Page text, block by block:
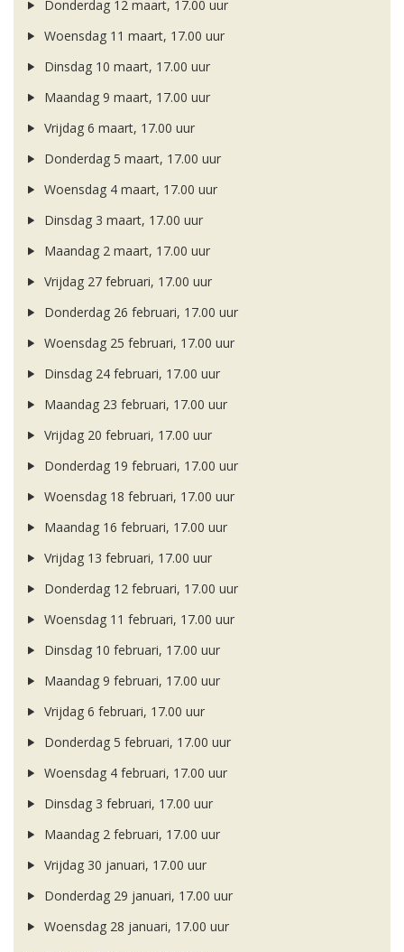
Donderdag 12 maart, 17.00 uur
Woensdag 11 maart, 17.00 uur
Dinsdag 10 maart, 17.00 uur
Maandag 9 maart, 17.00 uur
Vrijdag 6 maart, 17.00 uur
Donderdag 5 maart, 17.00 uur
Woensdag 4 maart, 17.00 uur
Dinsdag 3 maart, 17.00 uur
Maandag 2 maart, 17.00 uur
Vrijdag 27 februari, 17.00 uur
Donderdag 26 februari, 17.00 uur
Woensdag 25 februari, 17.00 uur
Dinsdag 24 februari, 17.00 uur
Maandag 23 februari, 17.00 uur
Vrijdag 20 februari, 17.00 uur
Donderdag 19 februari, 17.00 uur
Woensdag 18 februari, 17.00 uur
Maandag 16 februari, 17.00 uur
Vrijdag 13 februari, 17.00 uur
Donderdag 12 februari, 17.00 uur
Woensdag 11 februari, 17.00 uur
Dinsdag 10 februari, 17.00 uur
Maandag 9 februari, 17.00 uur
Vrijdag 6 februari, 17.00 uur
Donderdag 5 februari, 17.00 uur
Woensdag 4 februari, 17.00 uur
Dinsdag 3 februari, 17.00 uur
Maandag 2 februari, 17.00 uur
Vrijdag 30 januari, 17.00 uur
Donderdag 29 januari, 17.00 uur
Woensdag 28 januari, 17.00 uur